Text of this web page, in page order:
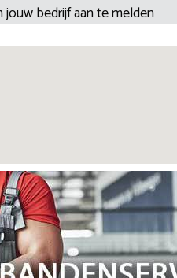
jouw bedrijf aan te melden